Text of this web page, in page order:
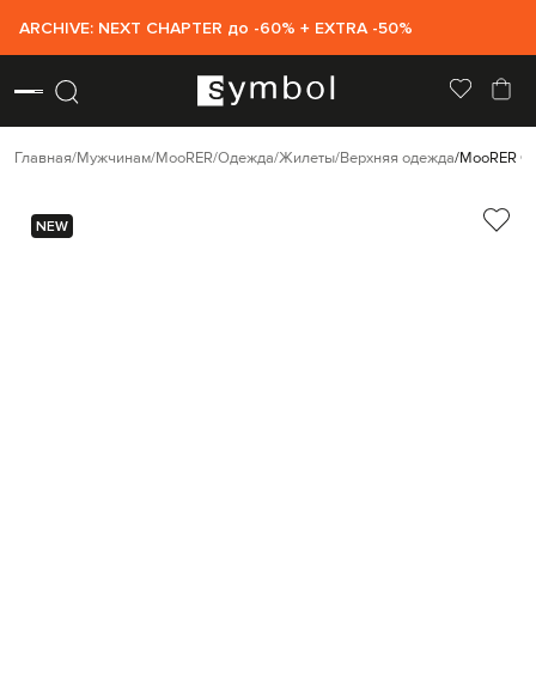
ARCHIVE: NEXT CHAPTER до -60% + EXTRA -50%
Главная Мужчинам MooRER Одежда Жилеты Верхняя одежда MooRER
NEW